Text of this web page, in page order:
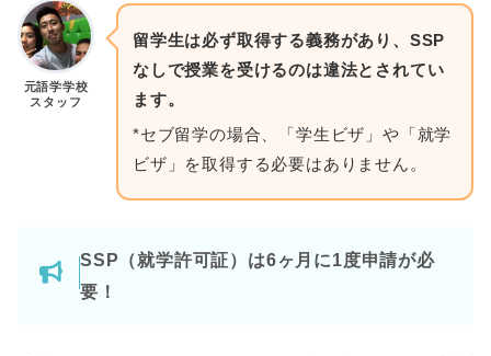
元語学学校
スタッフ
留学生は必ず取得する義務があり、SSP
なしで授業を受けるのは違法とされてい
ます。
*セブ留学の場合、「学生ビザ」や「就学
ビザ」を取得する必要はありません。
SSP（就学許可証）は6ヶ月に1度申請が必
要！